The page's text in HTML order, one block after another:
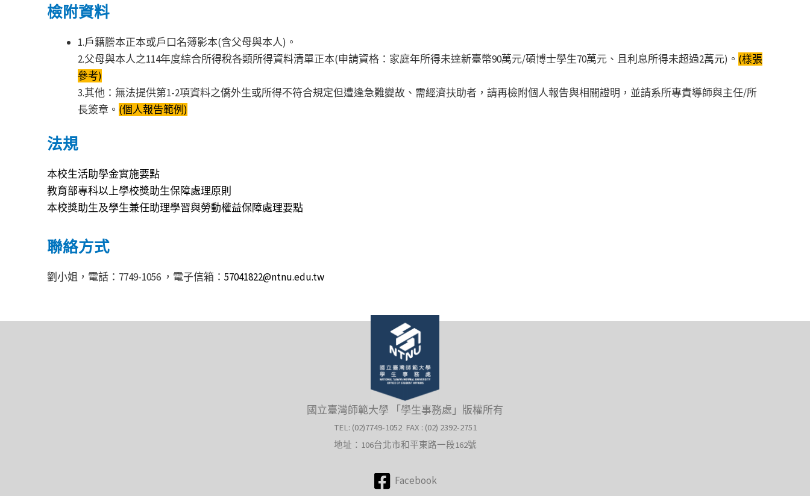
檢附資料
1.戶籍謄本正本或戶口名簿影本(含父母與本人)。
2.父母與本人之114年度綜合所得稅各類所得資料清單正本(申請資格：家庭年所得未達新臺幣90萬元/碩博士學生70萬元、且利息所得未超過2萬元)。 (樣張
參考)
3.其他：無法提供第1-2項資料之僑外生或所得不符合規定但遭逢急難變故、需經濟扶助者，請再檢附個人報告與相關證明，並請系所專責導師與主任/所
長簽章。 (個人報告範例)
法規
本校生活助學金實施要點
教育部專科以上學校獎助生保障處理原則
本校獎助生及學生兼任助理學習與勞動權益保障處理要點
聯絡方式
劉小姐，電話：7749-1056 ，電子信箱： 57041822@ntnu.edu.tw
國立臺灣師範大學 「學生事務處」版權所有
TEL: (02)7749-1052 FAX : (02) 2392-2751
地址：106台北市和平東路一段162號
Facebook